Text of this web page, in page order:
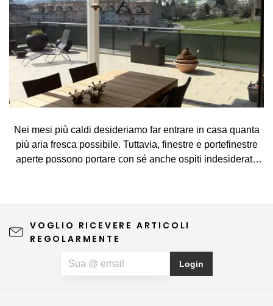
Nei mesi più caldi desideriamo far entrare in casa quanta
più aria fresca possibile. Tuttavia, finestre e portefinestre
aperte possono portare con sé anche ospiti indesiderati,
dell'abitazione, richiede una manutenzione minima e può
contribuire anche a un riposo notturno più sereno. Se, oltre
VOGLIO RICEVERE ARTICOLI
REGOLARMENTE
Login